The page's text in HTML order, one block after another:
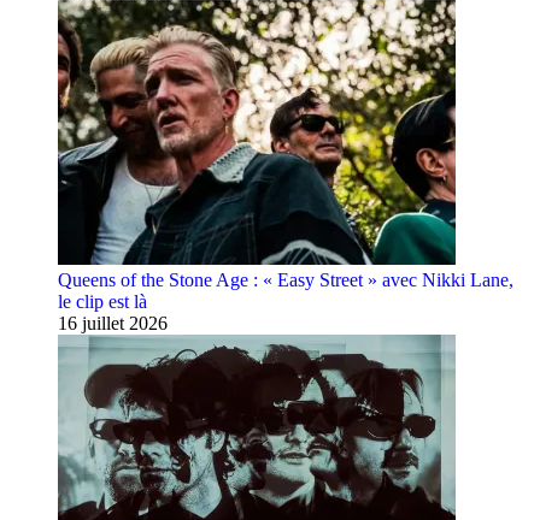
Queens of the Stone Age : « Easy Street » avec Nikki Lane,
le clip est là
16 juillet 2026